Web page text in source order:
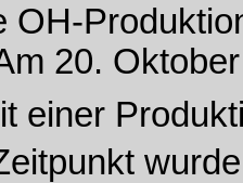
OH-
20.
einer